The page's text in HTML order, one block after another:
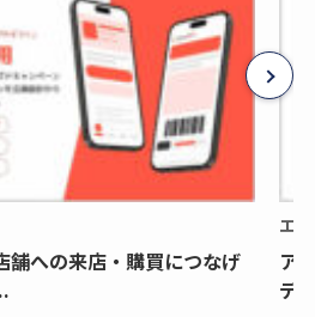
舗への来店・購買につなげ
エ
ア
デ